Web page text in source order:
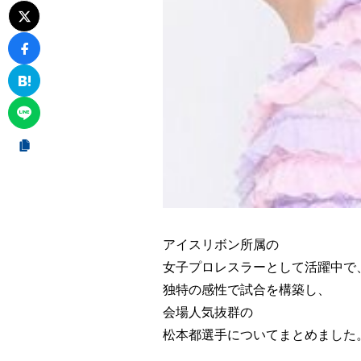
アイスリボン所属の
女子プロレスラーとして活躍中で
独特の感性で試合を構築し、
会場人気抜群の
松本都選手についてまとめました